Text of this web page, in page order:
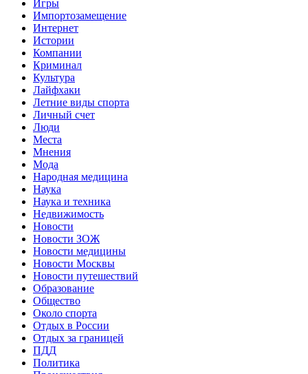
Игры
Импортозамещение
Интернет
Истории
Компании
Криминал
Культура
Лайфхаки
Летние виды спорта
Личный счет
Люди
Места
Мнения
Мода
Народная медицина
Наука
Наука и техника
Недвижимость
Новости
Новости ЗОЖ
Новости медицины
Новости Москвы
Новости путешествий
Образование
Общество
Около спорта
Отдых в России
Отдых за границей
ПДД
Политика